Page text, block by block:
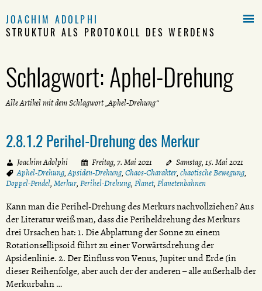
JOACHIM ADOLPHI
STRUKTUR ALS PROTOKOLL DES WERDENS
Schlagwort:Aphel-Drehung
Alle Artikel mit dem Schlagwort „Aphel-Drehung“
2.8.1.2 Perihel-Drehung des Merkur
Joachim Adolphi Freitag, 7. Mai 2021
Samstag, 15. Mai 2021
Aphel-Drehung,Apsiden-Drehung,Chaos-Charakter,chaotische Bewegung,
Doppel-Pendel, Merkur, Perihel-Drehung, Planet, Planetenbahnen
Kann man die Perihel-Drehung des Merkurs nachvollziehen? Aus
der Literatur weiß man, dass die Periheldrehung des Merkurs
drei Ursachen hat: 1. Die Abplattung der Sonne zu einem
Rotationsellipsoid führt zu einer Vorwärtsdrehung der
Apsidenlinie. 2. Der Einfluss von Venus, Jupiter und Erde (in
dieser Reihenfolge, aber auch der der anderen – alle außerhalb der
Merkurbahn …
